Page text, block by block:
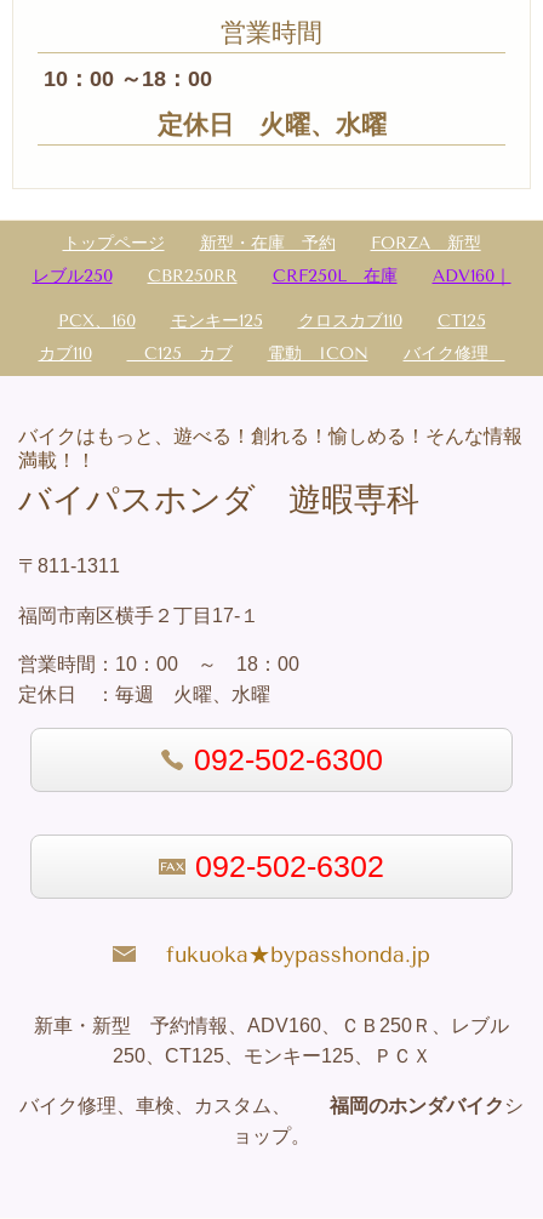
営業時間
10：00 ～18：00
定休日 火曜、水曜
トップページ 新型・在庫 予約
FORZA 新型
レブル250
CBR250RR CRF250L 在庫 ADV160｜
PCX、160 モンキー125 クロスカブ110
CT125
カブ110
C125 カブ 電動 ICON バイク修理
バイクはもっと、遊べる！創れる！愉しめる！そんな情報
満載！！
バイパスホンダ 遊暇専科
〒811-1311
福岡市南区横手２丁目17-１
営業時間： 10：00 ～ 18：00
定休日 ： 毎週 火曜、水曜
092-502-6300
092-502-6302
fukuoka★bypasshonda.jp
新車・新型 予約情報、ADV160、ＣＢ250Ｒ、レブル
250、CT125、モンキー125、ＰＣＸ
バイク修理、車検、カスタム、 福岡のホンダバイク シ
ョップ。